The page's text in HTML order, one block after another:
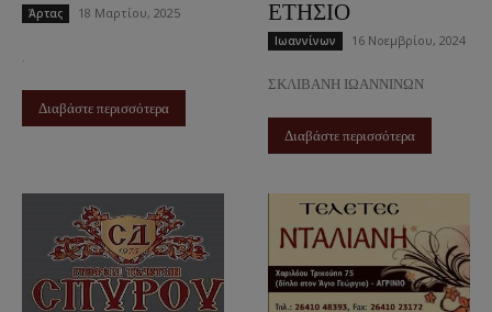
Άρτας 18 Μαρτίου, 2025
Διαβάστε περισσότερα
ΕΤΗΣΙΟ
Ιωαννίνων 16 Νοεμβρίου, 2024
ΣΚΛΙΒΑΝΗ ΙΩΑΝΝΙΝΩΝ
Διαβάστε περισσότερα